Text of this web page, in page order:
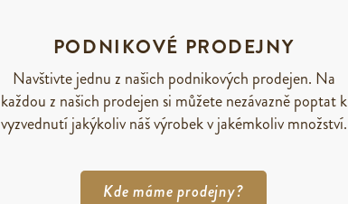
PODNIKOVÉ PRODEJNY
Navštivte jednu z našich podnikových prodejen. Na
každou z našich prodejen si můžete nezávazně poptat k
vyzvednutí jakýkoliv náš výrobek v jakémkoliv množství.
Kde máme prodejny?